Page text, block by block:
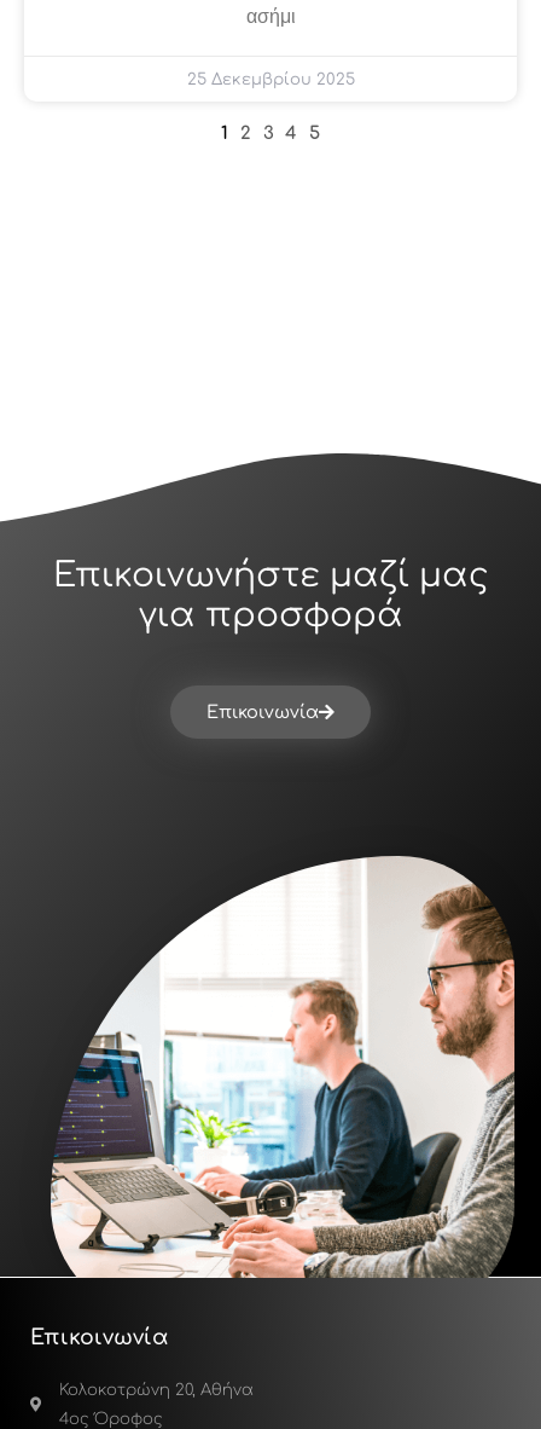
ασήμι
25 Δεκεμβρίου 2025
1 2 3 4 5
Επικοινωνήστε μαζί μας
για προσφορά
Επικοινωνία
Επικοινωνία
Κολοκοτρώνη 20, Αθήνα
4ος Όροφος